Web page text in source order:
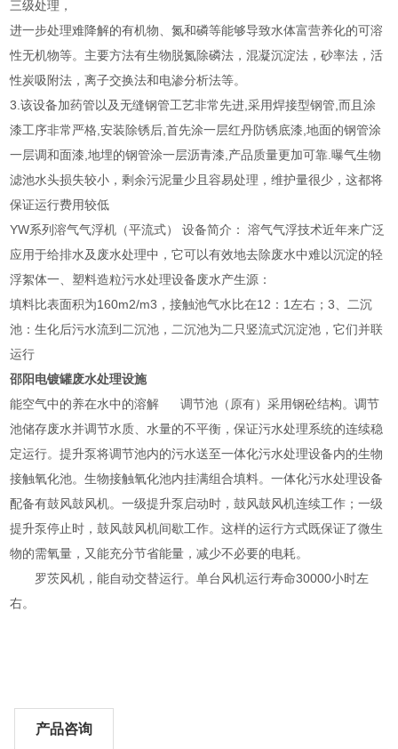
三级处理，
进一步处理难降解的有机物、氮和磷等能够导致水体富营养化的可溶
性无机物等。主要方法有生物脱氮除磷法，混凝沉淀法，砂率法，活
性炭吸附法，离子交换法和电渗分析法等。
3.该设备加药管以及无缝钢管工艺非常先进,采用焊接型钢管,而且涂
漆工序非常严格,安装除锈后,首先涂一层红丹防锈底漆,地面的钢管涂
一层调和面漆,地埋的钢管涂一层沥青漆,产品质量更加可靠.曝气生物
滤池水头损失较小，剩余污泥量少且容易处理，维护量很少，这都将
保证运行费用较低
YW系列溶气气浮机（平流式） 设备简介： 溶气气浮技术近年来广泛
应用于给排水及废水处理中，它可以有效地去除废水中难以沉淀的轻
浮絮体一、塑料造粒污水处理设备废水产生源：
填料比表面积为160m2/m3，接触池气水比在12：1左右；3、二沉
池：生化后污水流到二沉池，二沉池为二只竖流式沉淀池，它们并联
运行
邵阳电镀罐废水处理设施
能空气中的养在水中的溶解 调节池（原有）采用钢砼结构。调节
池储存废水并调节水质、水量的不平衡，保证污水处理系统的连续稳
定运行。提升泵将调节池内的污水送至一体化污水处理设备内的生物
接触氧化池。生物接触氧化池内挂满组合填料。一体化污水处理设备
配备有鼓风鼓风机。一级提升泵启动时，鼓风鼓风机连续工作；一级
提升泵停止时，鼓风鼓风机间歇工作。这样的运行方式既保证了微生
物的需氧量，又能充分节省能量，减少不必要的电耗。
罗茨风机，能自动交替运行。单台风机运行寿命30000小时左
右。
产品咨询